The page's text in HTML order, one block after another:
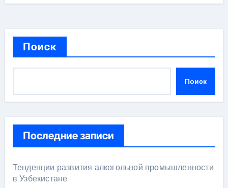
Поиск
Поиск
Последние записи
Тенденции развития алкогольной промышленности
в Узбекистане